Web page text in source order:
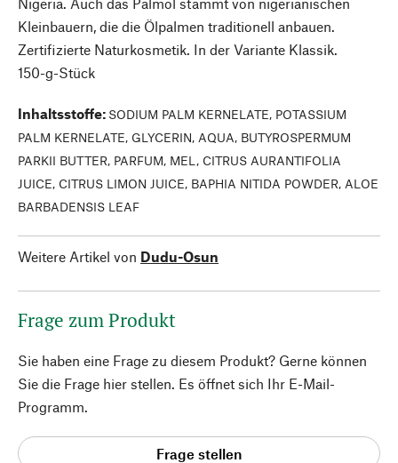
Kleinbauern, die die Ölpalmen traditionell anbauen.
Zertifizierte Naturkosmetik. In der Variante Klassik.
150-g-Stück
Inhaltsstoffe: SODIUM PALM KERNELATE, POTASSIUM
PALM KERNELATE, GLYCERIN, AQUA, BUTYROSPERMUM
PARKII BUTTER, PARFUM, MEL, CITRUS AURANTIFOLIA
JUICE, CITRUS LIMON JUICE, BAPHIA NITIDA POWDER, ALOE
BARBADENSIS LEAF
Weitere Artikel von Dudu-Osun
Frage zum Produkt
Sie haben eine Frage zu diesem Produkt? Gerne können
Sie die Frage hier stellen. Es öffnet sich Ihr E-Mail-
Programm.
Frage stellen